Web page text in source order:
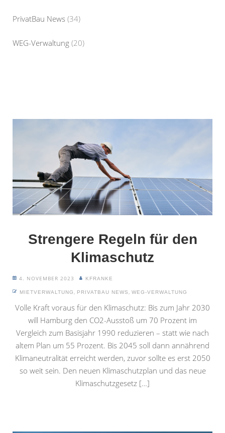
PrivatBau News (34)
WEG-Verwaltung (20)
Strengere Regeln für den
Klimaschutz
4. NOVEMBER 2023 KFRANKE
MIETVERWALTUNG PRIVATBAU NEWS WEG-VERWALTUNG
Volle Kraft voraus für den Klimaschutz: Bis zum Jahr 2030
will Hamburg den CO2-Ausstoß um 70 Prozent im
Vergleich zum Basisjahr 1990 reduzieren – statt wie nach
altem Plan um 55 Prozent. Bis 2045 soll dann annährend
Klimaneutralität erreicht werden, zuvor sollte es erst 2050
so weit sein. Den neuen Klimaschutzplan und das neue
Klimaschutzgesetz […]